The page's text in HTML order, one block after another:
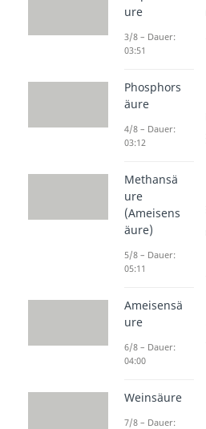
Erhöhung/
um 1 eine
bedeutet.
von ungefähr
stärker
dem pH-Wert 2
eine Säure mit
du also nun
pH-Wert 3
100-fach
Wasser.
Saure
Lösung
ure
3/8 – Dauer:
03:51
Phosphors
äure
4/8 – Dauer:
03:12
Methansä
ure
(Ameisens
äure)
5/8 – Dauer:
05:11
Ameisensä
ure
6/8 – Dauer:
04:00
Weinsäure
7/8 – Dauer: